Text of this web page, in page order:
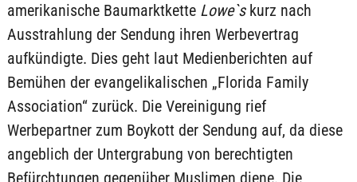
amerikanische Baumarktkette Lowe`skurz nach
Ausstrahlung der Sendung ihren Werbevertrag
aufkündigte. Dies geht laut Medienberichten auf
Bemühen der evangelikalischen „Florida Family
Association“ zurück. Die Vereinigung rief
Werbepartner zum Boykott der Sendung auf, da diese
angeblich der Untergrabung von berechtigten
Befürchtungen gegenüber Muslimen diene. Die